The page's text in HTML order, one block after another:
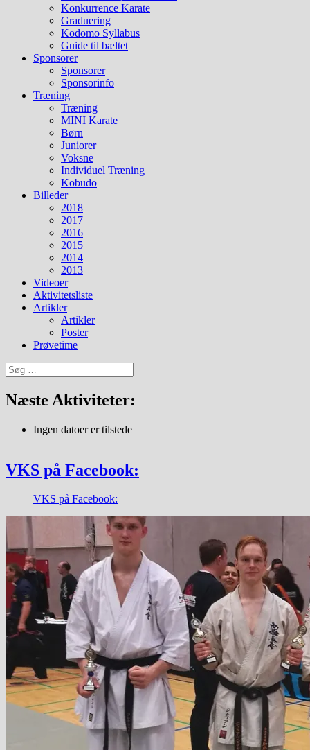
Konkurrence Karate
Graduering
Kodomo Syllabus
Guide til bæltet
Sponsorer
Sponsorer
Sponsorinfo
Træning
Træning
MINI Karate
Børn
Juniorer
Voksne
Individuel Træning
Kobudo
Billeder
2018
2017
2016
2015
2014
2013
Videoer
Aktivitetsliste
Artikler
Artikler
Poster
Prøvetime
Søg
efter:
Næste Aktiviteter:
Ingen datoer er tilstede
VKS på Facebook:
VKS på Facebook: